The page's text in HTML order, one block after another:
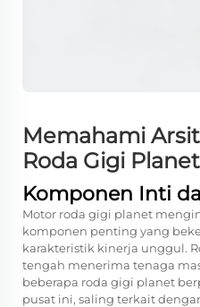
Memahami
Roda Gigi
Komponen Inti
Motor roda gigi planet
komponen penting yang
karakteristik kinerja unggul.
tengah menerima tenaga
beberapa roda gigi planet
pusat ini, saling terkait